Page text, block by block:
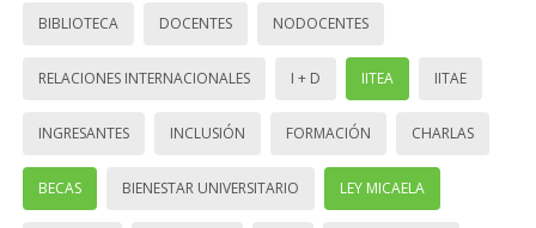
BIBLIOTECA DOCENTES NODOCENTES
RELACIONES INTERNACIONALES I + D IITEA IITAE
INGRESANTES INCLUSIÓN FORMACIÓN CHARLAS
BECAS BIENESTAR UNIVERSITARIO LEY MICAELA